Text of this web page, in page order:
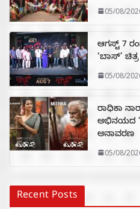
05/08/
ಆಗಸ್ಟ್ 7
‘ಬಾಸ್’
05/08/
ರಾಧಿಕಾ
ಅಭಿನಯದ
ಅನಾವರಣ
05/08/
Recent Posts